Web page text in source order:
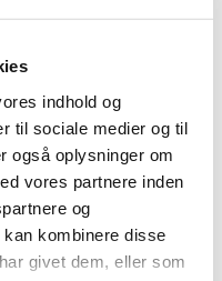
indhold og
til sociale medier og til
også oplysninger om
vores partnere inden
og
kombinere disse
givet dem, eller som
CH-318